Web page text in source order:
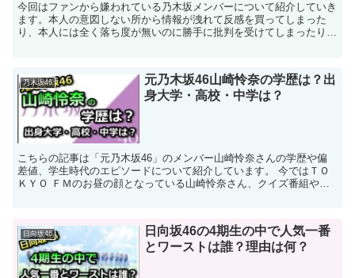
今回はファンから嫌われている乃木坂メンバーについて紹介していき
ます。本人の意図しない所から情報が洩れて反感を買ってしまった
り、本人には全く落ち度が無いのに勝手に批判を受けてしまったりと
乃木坂46
元乃木坂46山崎怜奈の学歴は？出
身大学・高校・中学は？
こちらの記事は「元乃木坂46」のメンバー山崎怜奈さんの学歴や偏
差値、学生時代のエピソードについて紹介しています。 今ではＴＯ
ＫＹＯ ＦＭのお昼の顔となっている山崎怜奈さん、クイズ番組や歴
日向坂46
日向坂46の4期生の中で人気一番
とワーストは誰？理由は何？